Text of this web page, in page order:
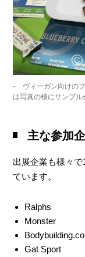
ヴィーガン向けの
は写真の様にサンプル
主な参加
出展企業も様々
ています。
Ralphs
Monster
Gat Sport